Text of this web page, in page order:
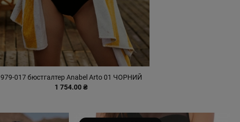
979-017 бюстгалтер Anabel Arto 01 ЧОРНИЙ
1 754.00 ₴